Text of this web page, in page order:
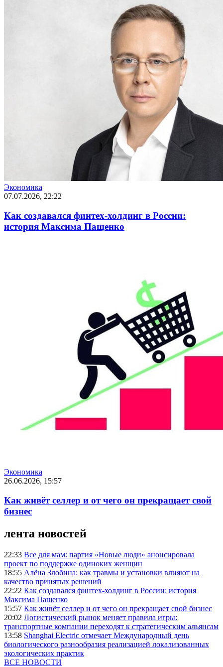
Экономика
07.07.2026, 22:22
Как создавался финтех-холдинг в России:
история Максима Пащенко
Экономика
26.06.2026, 15:57
Как живёт селлер и от чего он прекращает свой
бизнес
лента новостей
22:33 Все для мам: партия «Новые люди» анонсировала
проект по поддержке одиноких женщин
18:55 Алёна Злобина: как травмы и установки влияют на
качество принятых решений
22:22 Как создавался финтех-холдинг в России: история
Максима Пащенко
15:57 Как живёт селлер и от чего он прекращает свой бизнес
20:02 Логистический рынок меняет правила игры:
транспортные компании переходят к стратегическим альянсам
13:58 Shanghai Electric отмечает Международный день
биологического разнообразия реализацией локализованных
экологических практик
ВСЕ НОВОСТИ